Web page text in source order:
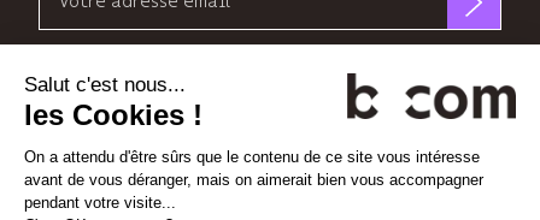
b<>com
votre
adresse
email
que
pour
Découvrez nos nouvelles dimensions
* *